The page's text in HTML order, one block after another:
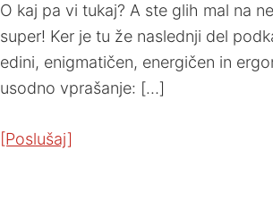
O kaj pa vi tukaj? A ste glih mal na
super! Ker je tu že naslednji del
edini, enigmatičen, energičen in
usodno vprašanje: […]
[Poslušaj]